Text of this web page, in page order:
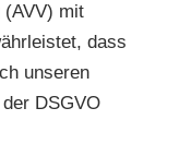
(AVV) mit
dass
unseren
DSGVO